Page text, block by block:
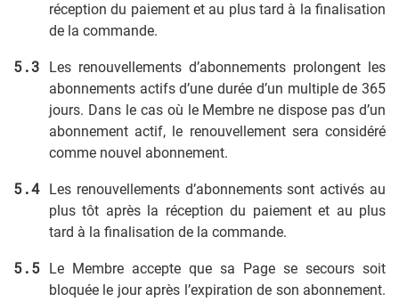
réception du paiement et au plus tard à la finalisation
de la commande.
Les renouvellements d’abonnements prolongent les
abonnements actifs d’une durée d’un multiple de 365
jours. Dans le cas où le Membre ne dispose pas d’un
abonnement actif, le renouvellement sera considéré
comme nouvel abonnement.
Les renouvellements d’abonnements sont activés au
plus tôt après la réception du paiement et au plus
tard à la finalisation de la commande.
Le Membre accepte que sa Page se secours soit
bloquée le jour après l’expiration de son abonnement.